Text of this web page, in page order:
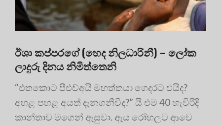
ඊශා කප්පරගේ (හෙද නිලධාරිනී) – ලෝක
ලාදුරු දිනය නිමිත්තෙනි
“එතකොට පීඑච්අයි මහත්තයා ගෙදරට එයිද?
අහළ පහළ අයත් දැනගනීවිද?” යි එම 40 හැවිරිදි
කාන්තාව මගෙන් ඇසුවා. ඇය රෝහලට ආවෙ